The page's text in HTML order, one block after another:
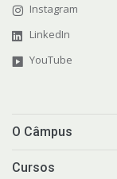
Instagram
LinkedIn
YouTube
O Câmpus
Cursos